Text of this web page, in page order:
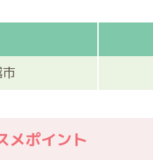
メポイント